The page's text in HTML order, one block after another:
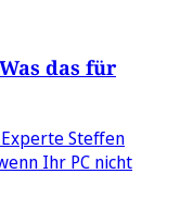
das für
Steffen
Ihr PC nicht